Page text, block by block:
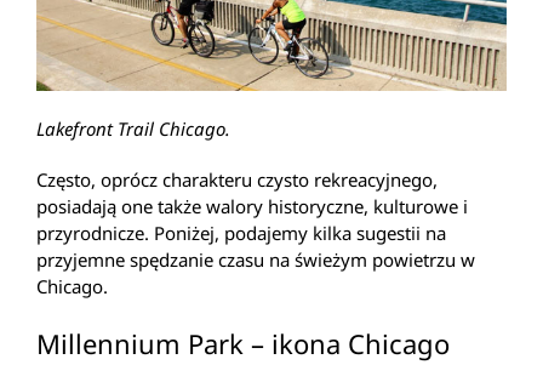
Lakefront Trail Chicago.
Często, oprócz charakteru czysto rekreacyjnego,
posiadają one także walory historyczne, kulturowe i
przyrodnicze. Poniżej, podajemy kilka sugestii na
przyjemne spędzanie czasu na świeżym powietrzu w
Chicago.
Millennium Park – ikona Chicago